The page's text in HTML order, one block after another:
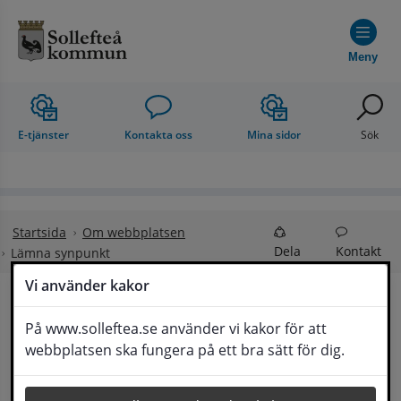
Vi använder kakor
På www.solleftea.se använder vi kakor för att
webbplatsen ska fungera på ett bra sätt för dig.
Meny
E-tjänster Kontakta oss Mina sidor Sök
Startsida
Om webbplatsen
Lämna synpunkt
Dela Kontakt
Lämna synpunkt
Här kan du lämna synpunkter, förslag och